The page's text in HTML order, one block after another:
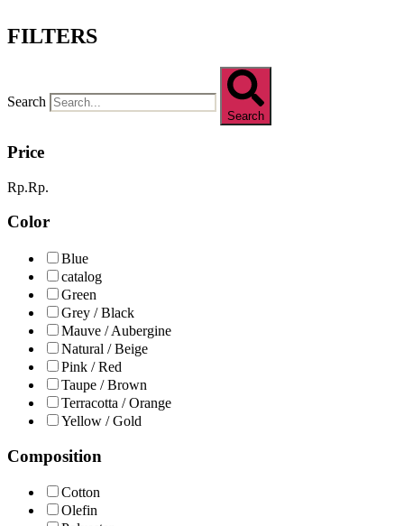
FILTERS
Search
Search
Price
Rp.Rp.
Color
Blue
catalog
Green
Grey / Black
Mauve / Aubergine
Natural / Beige
Pink / Red
Taupe / Brown
Terracotta / Orange
Yellow / Gold
Composition
Cotton
Olefin